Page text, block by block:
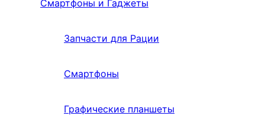
Смартфоны и Гаджеты
Запчасти для Рации
Смартфоны
Графические планшеты